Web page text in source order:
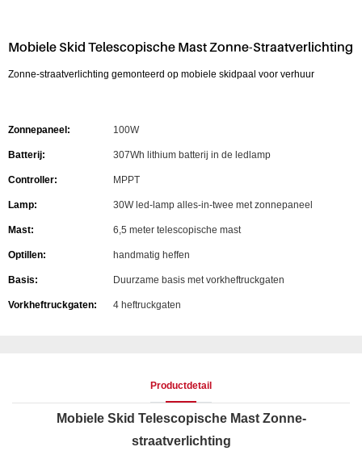
Mobiele Skid Telescopische Mast Zonne-Straatverlichting
Zonne-straatverlichting gemonteerd op mobiele skidpaal voor verhuur
Zonnepaneel: 100W
Batterij: 307Wh lithium batterij in de ledlamp
Controller: MPPT
Lamp: 30W led-lamp alles-in-twee met zonnepaneel
Mast: 6,5 meter telescopische mast
Optillen: handmatig heffen
Basis: Duurzame basis met vorkheftruckgaten
Vorkheftruckgaten: 4 heftruckgaten
Productdetail
Mobiele Skid Telescopische Mast Zonne-
straatverlichting